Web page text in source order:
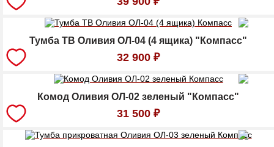
Тумба ТВ Оливия ОЛ-04 (4 ящика) "Компасс"
32 900 ₽
Комод Оливия ОЛ-02 зеленый "Компасс"
31 500 ₽